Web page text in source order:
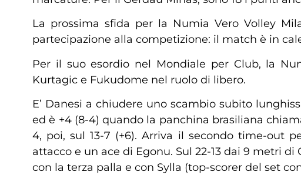
La prossima sfida per la Numia Vero Volley
partecipazione alla competizione: il match è in
Per il suo esordio nel Mondiale per Club, la
Kurtagic e Fukudome nel ruolo di libero.
E’ Danesi a chiudere uno scambio subito
ed è +4 (8-4) quando la panchina brasiliana
4, poi, sul 13-7 (+6). Arriva il secondo time-out
attacco e un ace di Egonu. Sul 22-13 dai 9 metri
con la terza palla e con Sylla (top-scorer del set